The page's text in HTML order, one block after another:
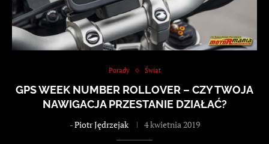
Porady Świat
GPS WEEK NUMBER ROLLOVER – CZY TWOJA
NAWIGACJA PRZESTANIE DZIAŁAĆ?
-Piotr Jędrzejak 4 kwietnia 2019